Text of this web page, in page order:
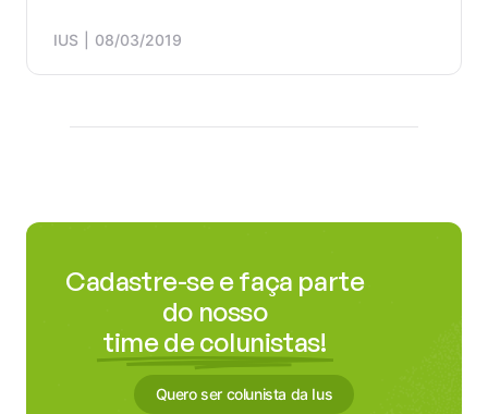
IUS 08/03/2019
Cadastre-se e faça parte
do nosso
time de colunistas!
Quero ser colunista da Ius